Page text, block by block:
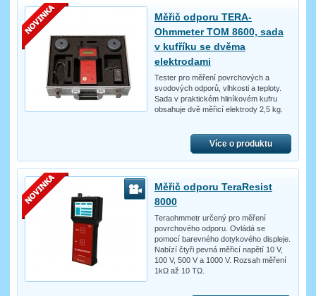
Měřič odporu TERA-
Ohmmeter TOM 8600, sada
v kufříku se dvěma
elektrodami
Tester pro měření povrchových a
svodových odporů, vlhkosti a teploty.
Sada v praktickém hliníkovém kufru
obsahuje dvě měřicí elektrody 2,5 kg.
Více o produktu
Měřič odporu TeraResist
8000
Teraohmmetr určený pro měření
povrchového odporu. Ovládá se
pomocí barevného dotykového displeje.
Nabízí čtyři pevná měřicí napětí 10 V,
100 V, 500 V a 1000 V. Rozsah měření
1kΩ až 10 TΩ.